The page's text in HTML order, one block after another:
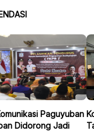
Paguyuban
Didorong Jadi